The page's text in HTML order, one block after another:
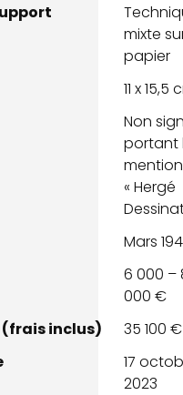
mixte
papier
11 x 15,5
Non
portant
mention
« Hergé
Mars
6 000 –
000 €
inclus)
35 100 €
17
2023